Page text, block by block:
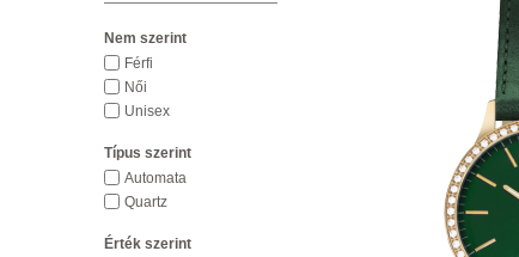
Nem szerint
Férfi
Női
Unisex
Típus szerint
Automata
Quartz
Érték szerint